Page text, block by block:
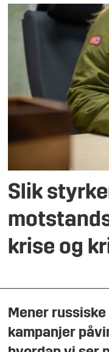
Slik
krise og
Mener russiske
kampanjer